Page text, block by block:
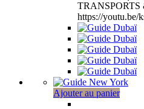
https://youtu.be/
Ajouter au panier